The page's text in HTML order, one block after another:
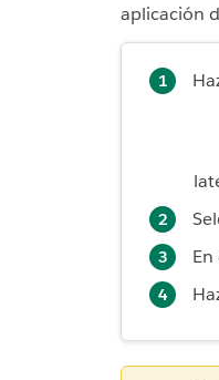
aplicación